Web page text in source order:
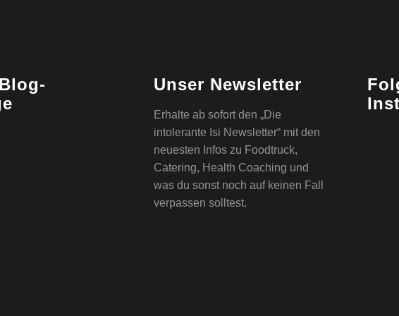
Unser Newsletter
Erhalte ab sofort den „Die
intolerante Isi Newsletter“ mit den
neuesten Infos zu Foodtruck,
Catering, Health Coaching und
was du sonst noch auf keinen Fall
verpassen solltest.